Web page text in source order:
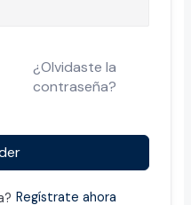
¿Olvidaste la
contraseña?
Regístrate ahora